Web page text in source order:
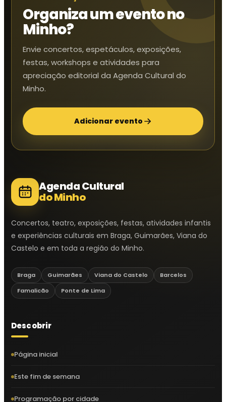
Organiza um evento no
Minho?
Envie concertos, espetáculos, exposições,
festas, workshops e atividades para
apreciação editorial da Agenda Cultural do
Minho.
Adicionar evento
Agenda Cultural
do Minho
Concertos, teatro, exposições, festas, atividades infantis
e experiências culturais em Braga, Guimarães, Viana do
Castelo e em toda a região do Minho.
Braga Guimarães Viana do Castelo
Barcelos
Famalicão
Ponte de Lima
Descobrir
Página inicial
Este fim de semana
Programação por cidade